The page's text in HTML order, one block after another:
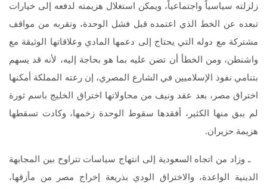
زلزلته سياسياً واجتماعياً، ويمكن استغلال هزيمته لدفعه إلى خيارات
تبعده عن الخط الذي اعتمده قبل فشل الوحدة، وتقربه من مواقف
مشتركة مع دوله التي يحتاج إلى دعمها المادي وعلاقاتها الوثيقة مع
واشنطن، ومن الخطأ أن تضن عليه بما هو بحاجة إليه، لأنه قد يسهم
بتنامي نفوذ الإسلاميين في الشارع المصري، إن رعته المملكة أمكنها
اختراق مصر، بعد عقد ونيف من محاولاتها اختراق الخليج باسم ثورة
لم يبق منها الكثير، أفقدها سقوط الوحدة زخمها، وكادت تسقطها
هزيمة حزيران.
ـ وزاد من اتجاه السعودية إلى انتهاج سياسات تتراوح بين المجابهة
الدينية الواعدة، والاختراق الودي بذريعة إخراج مصر من مأزقها،